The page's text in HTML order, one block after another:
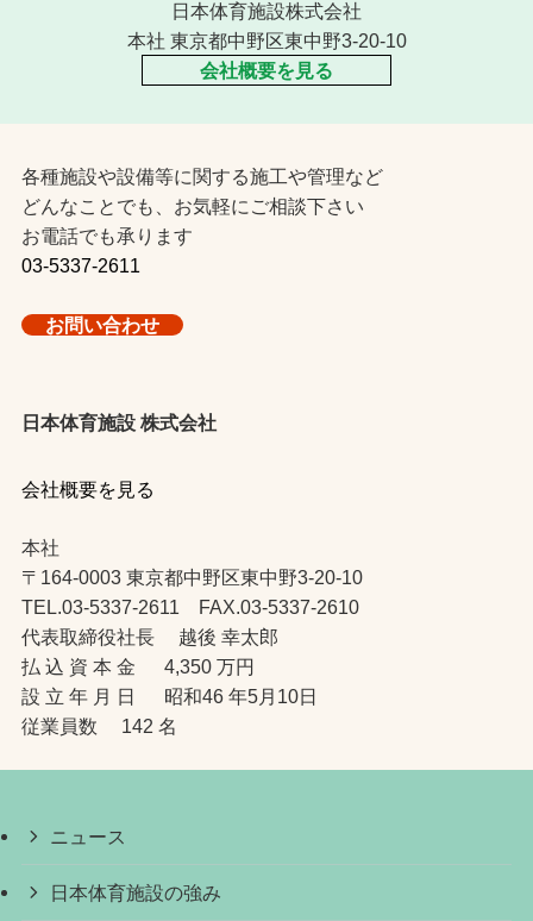
日本体育施設株式会社
本社 東京都中野区東中野3-20-10
会社概要を見る
各種施設や設備等に関する施工や管理など
どんなことでも、お気軽にご相談下さい
お電話でも承ります
03-5337-2611
お問い合わせ
日本体育施設 株式会社
会社概要を見る
本社
〒164-0003 東京都中野区東中野3-20-10
TEL.03-5337-2611 FAX.03-5337-2610
代表取締役社長 越後 幸太郎
払 込 資 本 金 4,350 万円
設 立 年 月 日 昭和46 年5月10日
従業員数 142 名
ニュース
日本体育施設の強み